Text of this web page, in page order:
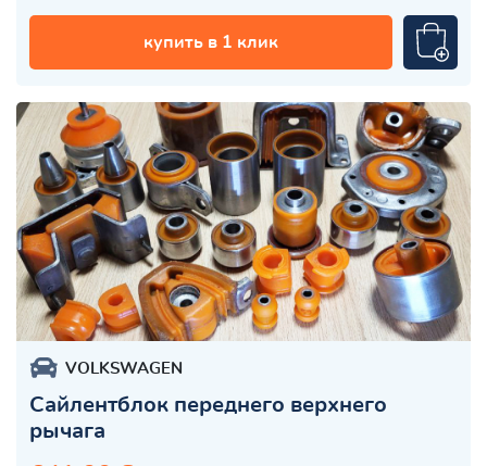
купить в 1 клик
VOLKSWAGEN
Сайлентблок переднего верхнего
рычага